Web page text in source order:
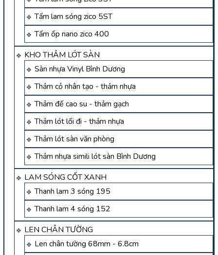
Tấm lam sóng zico 5ST
Tấm ốp nano zico 400
KHO THẢM LÓT SÀN
Sàn nhựa Vinyl Bình Dương
Thảm cỏ nhân tạo - thảm nhựa
Thảm đế cao su - thảm gạch
Thảm lót lối đi - thảm nhựa
Thảm lót sàn văn phòng
Thảm nhựa simili lót sàn Bình Dương
LAM SÓNG CỐT XANH
Thanh lam 3 sóng 195
Thanh lam 4 sóng 152
LEN CHÂN TƯỜNG
Len chân tường 68mm - 6.8cm